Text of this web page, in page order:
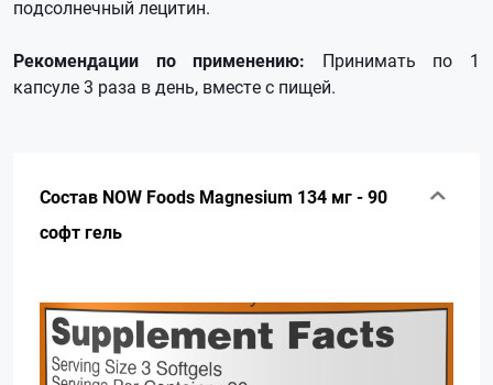
подсолнечный лецитин.
Рекомендации по применению: Принимать по 1
капсуле 3 раза в день, вместе с пищей.
Состав NOW Foods Magnesium 134 мг - 90
софт гель